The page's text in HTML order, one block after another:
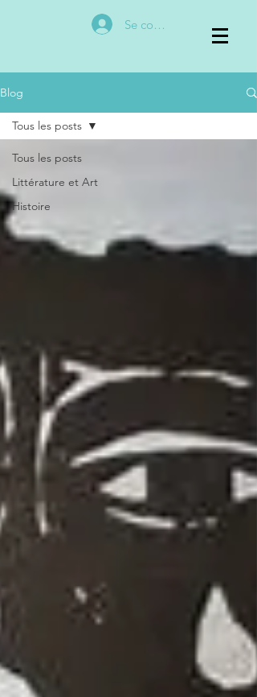
Se connecter
Blog
Tous les posts
Littérature et Art
Histoire
Tous les posts